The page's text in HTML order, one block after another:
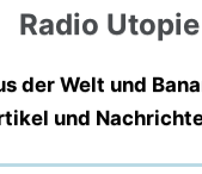
Radio Utopie
der Welt und
und